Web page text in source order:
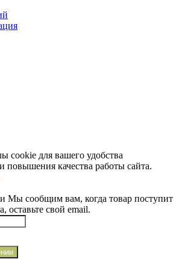
cookie для вашего удобства
повышения качества работы сайта.
Мы сообщим вам, когда товар поступит
оставьте свой email.